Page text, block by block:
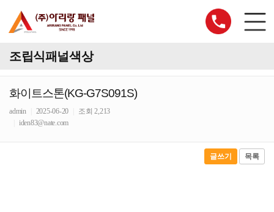
조립식패널색상
화이트스톤(KG-G7S091S)
admin 2025-06-20
조회 2,213
iden83@nate.com
글쓰기 목록